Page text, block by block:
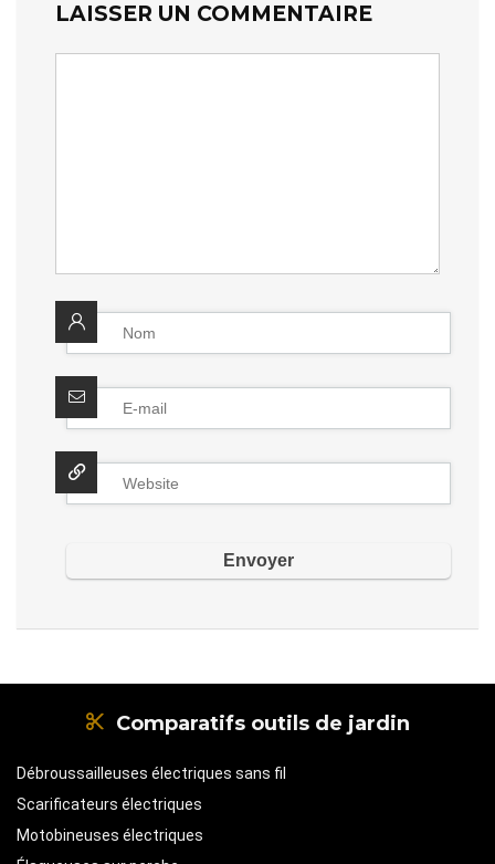
LAISSER UN COMMENTAIRE
Comparatifs outils de jardin
Débroussailleuses électriques sans fil
Scarificateurs électriques
Motobineuses électriques